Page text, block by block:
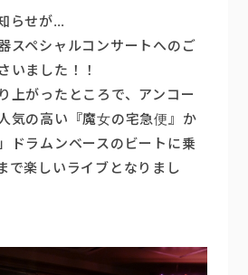
らせが…
スペシャルコンサートへのご
いました！！
上がったところで、アンコー
気の高い『魔女の宅急便』か
ドラムンベースのビートに乗
で楽しいライブとなりまし